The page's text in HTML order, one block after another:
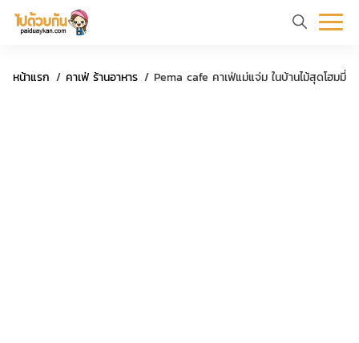
หน้า ข้อมูล
เที่ยว
ตัว
หน้าแรก คาเฟ่ ร้านอาหาร Pema cafe คาเฟ่แม่แจ่ม ในบ้านไม้สุดโฮมมี่